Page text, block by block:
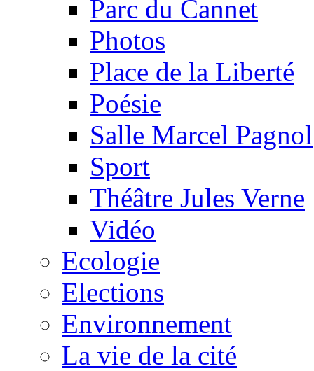
Parc du Cannet
Photos
Place de la Liberté
Poésie
Salle Marcel Pagnol
Sport
Théâtre Jules Verne
Vidéo
Ecologie
Elections
Environnement
La vie de la cité